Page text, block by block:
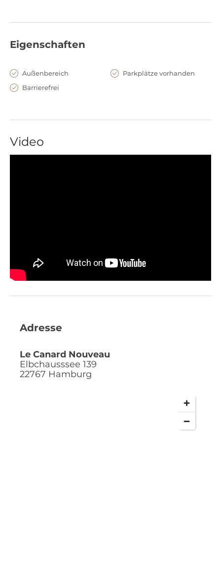
Eigenschaften
Außenbereich
Parkplätze vorhanden
Barrierefrei
Video
Adresse
Le Canard Nouveau
Elbchausssee 139
22767 Hamburg